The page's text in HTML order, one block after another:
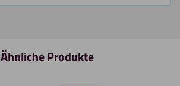
Ähnliche Produkte